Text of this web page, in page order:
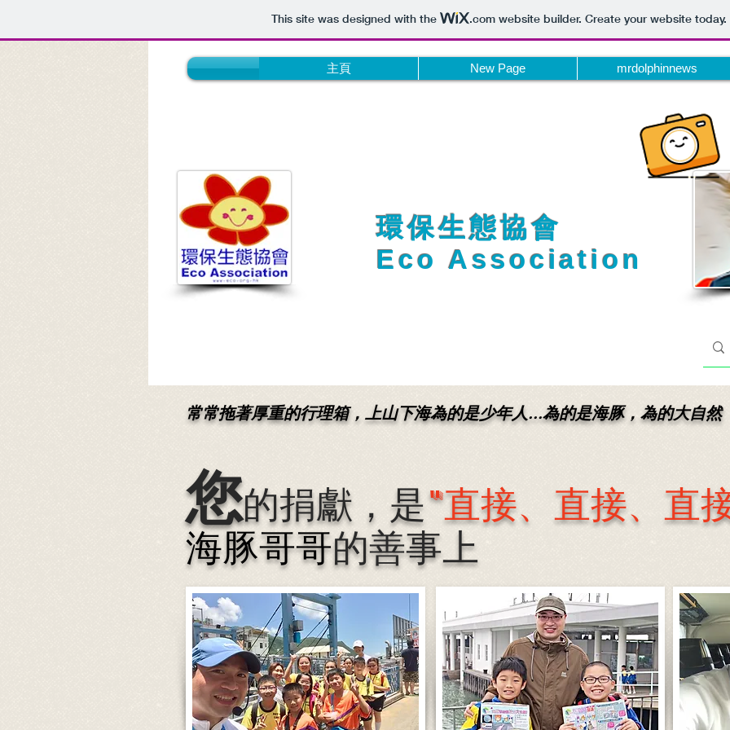
This site was designed with the .comwebsite builder. Create your website today.
主頁 New Page mrdolphinnews
​​環保生態協會​
Eco Association
常常拖著厚重的行理箱，上山下海為的是少年人...為的是海豚，為的大自然
您的捐獻，是"直接、直接、直
海豚哥哥的善事上